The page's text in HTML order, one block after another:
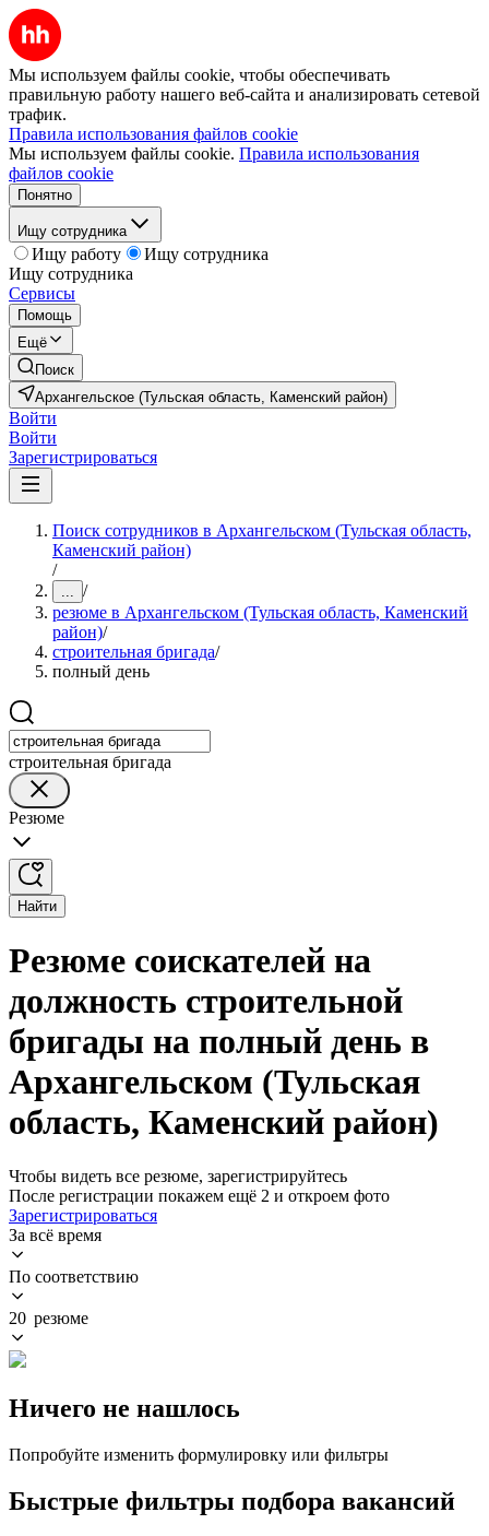
Мы используем файлы cookie, чтобы обеспечивать
правильную работу нашего веб-сайта и анализировать сетевой
трафик.
Правила использования файлов cookie
Мы используем файлы cookie. Правила использования
файлов cookie
Понятно
Ищу сотрудника
Ищу работу
Ищу сотрудника
Ищу сотрудника
Сервисы
Помощь
Ещё
Поиск
Архангельское (Тульская область, Каменский район)
Войти
Войти
Зарегистрироваться
Поиск сотрудников в Архангельском (Тульская область,
Каменский район)
/
... /
резюме в Архангельском (Тульская область, Каменский
район)/
строительная бригада/
полный день
строительная бригада
Резюме
Найти
Резюме соискателей на
должность строительной
бригады на полный день в
Архангельском (Тульская
область, Каменский район)
Чтобы видеть все резюме, зарегистрируйтесь
После регистрации покажем ещё 2 и откроем фото
Зарегистрироваться
За всё время
По соответствию
20 резюме
Ничего не нашлось
Попробуйте изменить формулировку или фильтры
Быстрые фильтры подбора вакансий